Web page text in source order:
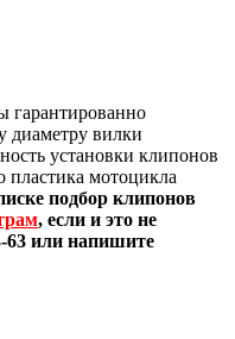
гарантированно
диаметру вилки
установки клипонов
пластика мотоцикла
подбор клипонов
, если и это не
63 или напишите